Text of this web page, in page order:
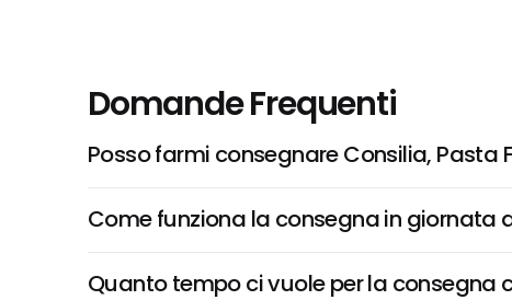
Domande Frequenti
Posso farmi consegnare Consilia, Pasta
Come funziona la consegna in giornata
Quanto tempo ci vuole per la consegna